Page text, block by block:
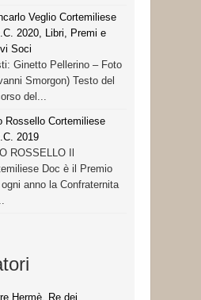
Veglio Cortemiliese
2020, Libri, Premi e
Soci
Ginetto Pellerino – Foto
Smorgon) Testo del
del...
Rossello Cortemiliese
2019
ROSSELLO Il
Doc è il Premio
anno la Confraternita
Hermè, Re dei